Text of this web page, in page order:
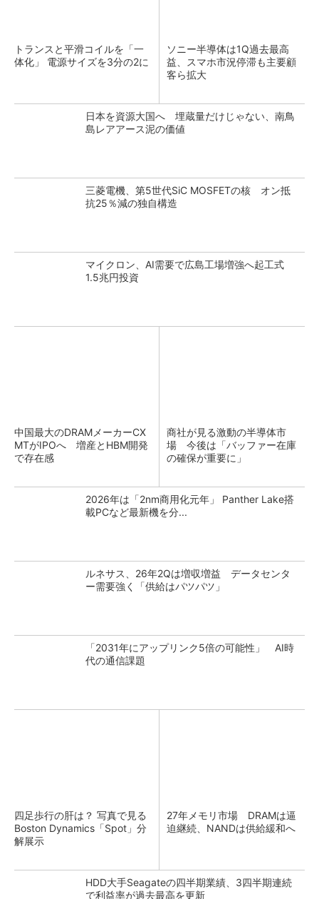
トランスと平滑コイルを「一
体化」 電源サイズを3分の2に
ソニー半導体は1Q過去最高
益、スマホ市況停滞も主要顧
客ら拡大
日本を資源大国へ 埋蔵量だけじゃない、南鳥
島レアアース泥の価値
三菱電機、第5世代SiC MOSFETの核 オン抵
抗25％減の独自構造
マイクロン、AI需要で広島工場増強へ起工式
1.5兆円投資
中国最大のDRAMメーカーCX
MTがIPOへ 増産とHBM開発
で存在感
商社が見る激動の半導体市
場 今後は「バッファー在庫
の確保が重要に」
2026年は「2nm商用化元年」 Panther Lake搭
載PCなど最新機を分...
ルネサス、26年2Qは増収増益 データセンタ
ー需要強く「供給はパツパツ」
「2031年にアップリンク5倍の可能性」 AI時
代の通信課題
四足歩行の肝は？ 写真で見る
Boston Dynamics「Spot」分
解展示
27年メモリ市場 DRAMは逼
迫継続、NANDは供給緩和へ
HDD大手Seagateの四半期業績、3四半期連続
で利益率が過去最高を更新